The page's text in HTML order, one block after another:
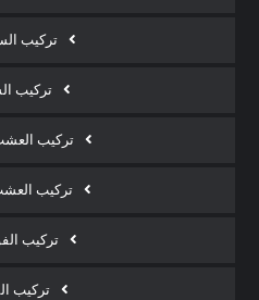
تركيب
تركيب
تركيب
تركيب
تركيب
تركيب